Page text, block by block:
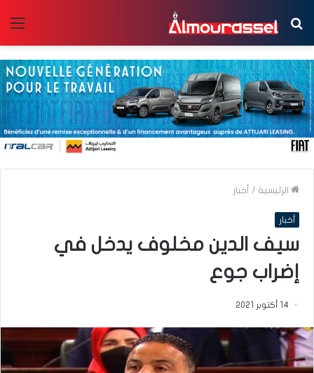
بحث
عن
الرئيسية / أخبار
أخبار
سيف الدين مخلوف يدخل في
إضراب جوع
14 أكتوبر 2021